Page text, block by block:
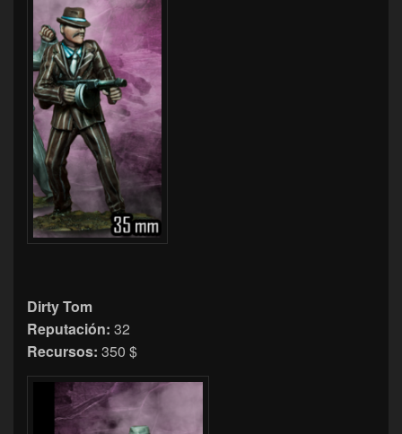
Dirty Tom
Reputación: 32
Recursos: 350 $